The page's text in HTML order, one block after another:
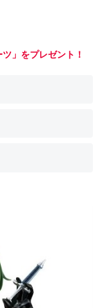
」をプレゼント！